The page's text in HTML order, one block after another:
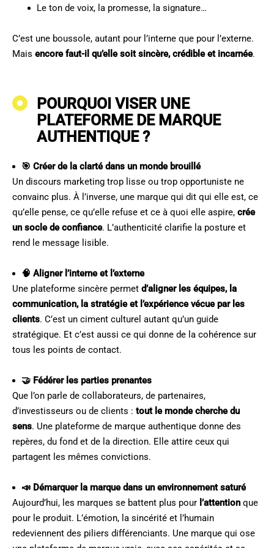
Le ton de voix, la promesse, la signature…
C’est une boussole, autant pour l’interne que pour l’externe.
Mais encore faut-il qu’elle soit sincère, crédible et incarnée.
POURQUOI VISER UNE
PLATEFORME DE MARQUE
AUTHENTIQUE ?
🎯 Créer de la clarté dans un monde brouillé
Un discours marketing trop lisse ou trop opportuniste ne
convainc plus. À l’inverse, une marque qui dit qui elle est, ce
qu’elle pense, ce qu’elle refuse et ce à quoi elle aspire, crée
un socle de confiance. L’authenticité clarifie la posture et
rend le message lisible.
🧠 Aligner l’interne et l’externe
Une plateforme sincère permet d’aligner les équipes, la
communication, la stratégie et l’expérience vécue par les
clients. C’est un ciment culturel autant qu’un guide
stratégique. Et c’est aussi ce qui donne de la cohérence sur
tous les points de contact.
🤝 Fédérer les parties prenantes
Que l’on parle de collaborateurs, de partenaires,
d’investisseurs ou de clients : tout le monde cherche du
sens. Une plateforme de marque authentique donne des
repères, du fond et de la direction. Elle attire ceux qui
partagent les mêmes convictions.
📣 Démarquer la marque dans un environnement saturé
Aujourd’hui, les marques se battent plus pour l’attention que
pour le produit. L’émotion, la sincérité et l’humain
redeviennent des piliers différenciants. Une marque qui ose